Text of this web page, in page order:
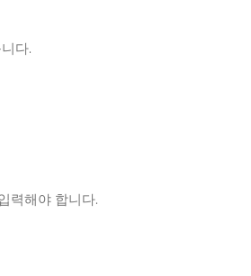
다.
력해야 합니다.